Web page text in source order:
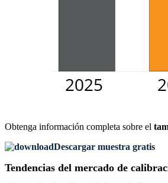
Obtenga información completa sobre el
Descargar muestra gratis
Tendencias del mercado de